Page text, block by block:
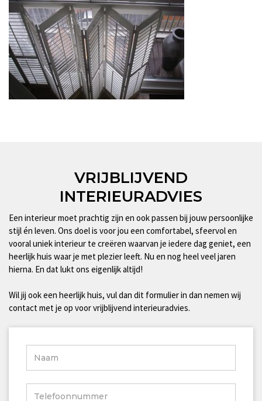
VRIJBLIJVEND
INTERIEURADVIES
Een interieur moet prachtig zijn en ook passen bij jouw persoonlijke
stijl én leven. Ons doel is voor jou een comfortabel, sfeervol en
vooral uniek interieur te creëren waarvan je iedere dag geniet, een
heerlijk huis waar je met plezier leeft. Nu en nog heel veel jaren
hierna. En dat lukt ons eigenlijk altijd!
Wil jij ook een heerlijk huis, vul dan dit formulier in dan nemen wij
contact met je op voor vrijblijvend interieuradvies.